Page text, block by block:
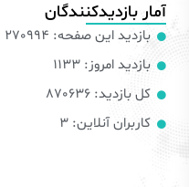
آمار بازدیدکنندگان
بازدید این صفحه: 270994
بازدید امروز: 1133
کل بازدید: 870636
کاربران آنلاین: 3